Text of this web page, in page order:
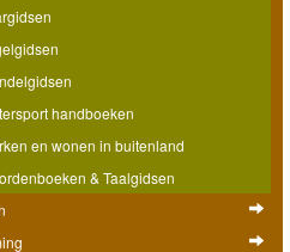
handboeken
en wonen in buitenland
& Taalgidsen